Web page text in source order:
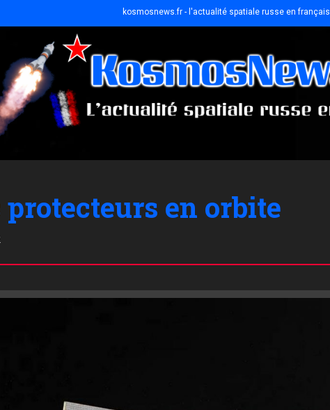
kosmosnews.fr - l'actualité spatiale russe en français
protecteurs en orbite